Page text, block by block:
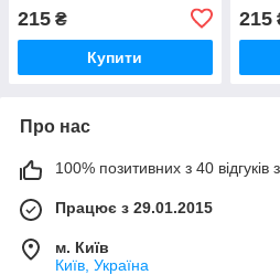
215 ₴
Купити
215
Про нас
100% позитивних з 40 відгуків
Працює з 29.01.2015
м. Київ
Київ, Україна